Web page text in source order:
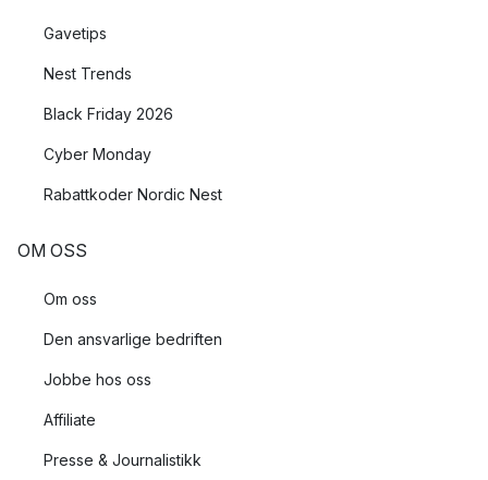
Gavetips
Nest Trends
Black Friday 2026
Cyber Monday
Rabattkoder Nordic Nest
OM OSS
Om oss
Den ansvarlige bedriften
Jobbe hos oss
Affiliate
Presse & Journalistikk